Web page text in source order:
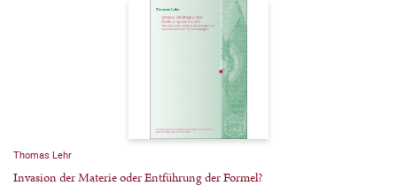
Thomas Lehr
Invasion der Materie oder Entführung der Formel?